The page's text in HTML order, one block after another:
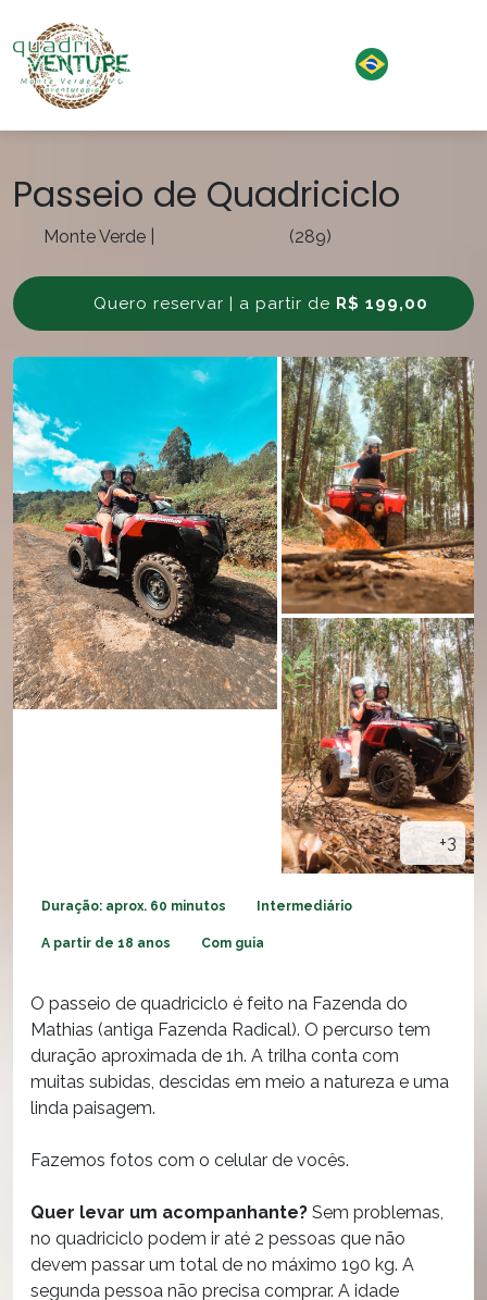
Passeio de Quadriciclo
Monte Verde (289)
Quero reservar | a partir de R$ 199,00
+3
Duração: aprox. 60 minutos Intermediário
A partir de 18 anos Com guia
O passeio de quadriciclo é feito na Fazenda do
Mathias (antiga Fazenda Radical). O percurso tem
duração aproximada de 1h. A trilha conta com
muitas subidas, descidas em meio a natureza e uma
linda paisagem.
Fazemos fotos com o celular de vocês.
Quer levar um acompanhante? Sem problemas,
no quadriciclo podem ir até 2 pessoas que não
devem passar um total de no máximo 190 kg. A
segunda pessoa não precisa comprar. A idade